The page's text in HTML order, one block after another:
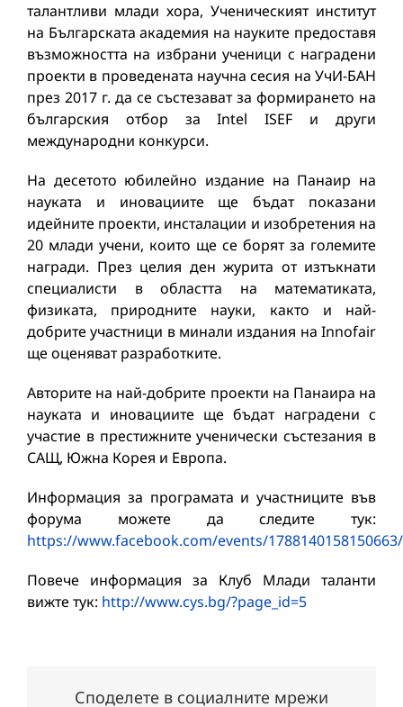
талантливи млади хора, Ученическият институт
на Българската академия на науките предоставя
възможността на избрани ученици с наградени
проекти в проведената научна сесия на УчИ-БАН
през 2017 г. да се състезават за формирането на
българския отбор за Intel ISEF и други
международни конкурси.
На десетото юбилейно издание на Панаир на
науката и иновациите ще бъдат показани
идейните проекти, инсталации и изобретения на
20 млади учени, които ще се борят за големите
награди. През целия ден журита от изтъкнати
специалисти в областта на математиката,
физиката, природните науки, както и най-
добрите участници в минали издания на Innofair
ще оценяват разработките.
Авторите на най-добрите проекти на Панаира на
науката и иновациите ще бъдат наградени с
участие в престижните ученически състезания в
САЩ, Южна Корея и Европа.
Информация за програмата и участниците във
форума можете да следите тук:
https://www.facebook.com/events/
Повече информация за Клуб Млади таланти
вижте тук: http://www.cys.bg/?page_id=5
Споделете в социалните мрежи